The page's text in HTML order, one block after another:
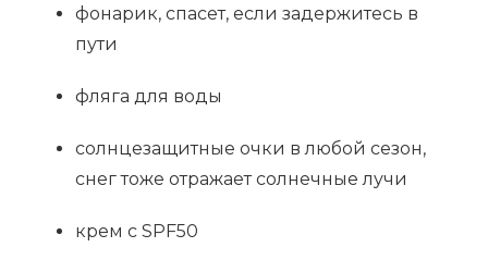
фонарик, спасет, если задержитесь в
пути
фляга для воды
солнцезащитные очки в любой сезон,
снег тоже отражает солнечные лучи
крем с SPF50